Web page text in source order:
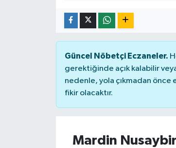
Güncel Nöbetçi Eczaneler.
gerektiğinde açık kalabilir
nedenle, yola çıkmadan önce
fikir olacaktır.
Mardin